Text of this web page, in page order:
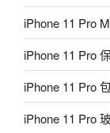
iPhone 11 Pro
iPhone 11 Pro
iPhone 11 Pro
iPhone 11 Pro